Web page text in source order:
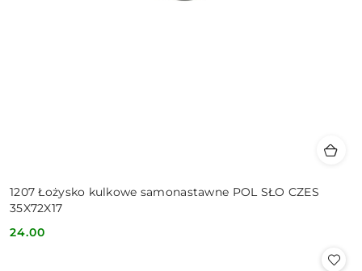
1207 Łożysko kulkowe samonastawne POL SŁO CZES
35X72X17
Cena:
24.00